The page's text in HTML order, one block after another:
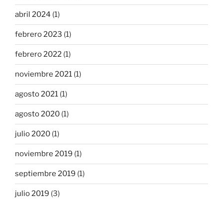
abril 2024 (1)
febrero 2023 (1)
febrero 2022 (1)
noviembre 2021 (1)
agosto 2021 (1)
agosto 2020 (1)
julio 2020 (1)
noviembre 2019 (1)
septiembre 2019 (1)
julio 2019 (3)